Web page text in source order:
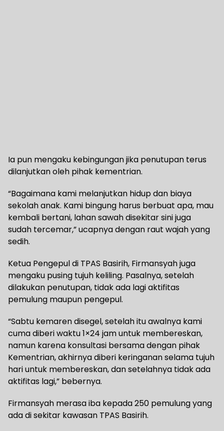
Ia pun mengaku kebingungan jika penutupan terus
dilanjutkan oleh pihak kementrian.
“Bagaimana kami melanjutkan hidup dan biaya
sekolah anak. Kami bingung harus berbuat apa, mau
kembali bertani, lahan sawah disekitar sini juga
sudah tercemar,” ucapnya dengan raut wajah yang
sedih.
Ketua Pengepul di TPAS Basirih, Firmansyah juga
mengaku pusing tujuh keliling. Pasalnya, setelah
dilakukan penutupan, tidak ada lagi aktifitas
pemulung maupun pengepul.
“Sabtu kemaren disegel, setelah itu awalnya kami
cuma diberi waktu 1×24 jam untuk membereskan,
namun karena konsultasi bersama dengan pihak
Kementrian, akhirnya diberi keringanan selama tujuh
hari untuk membereskan, dan setelahnya tidak ada
aktifitas lagi,” bebernya.
Firmansyah merasa iba kepada 250 pemulung yang
ada di sekitar kawasan TPAS Basirih.